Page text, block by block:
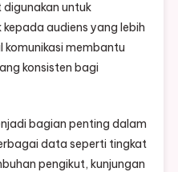
untuk
audiens yang lebih
komunikasi membantu
konsisten bagi
bagian penting dalam
data seperti tingkat
pengikut, kunjungan